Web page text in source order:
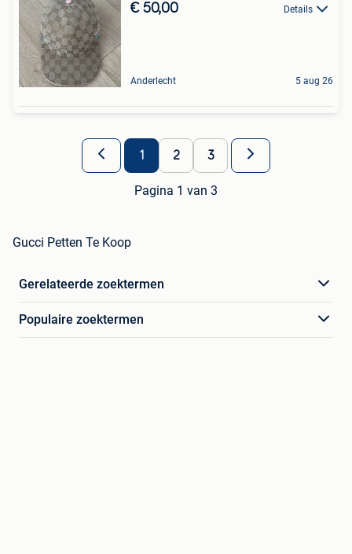
€ 50,00 Details
Anderlecht 5 aug 26
1 2 3
Pagina 1 van 3
Gucci Petten Te Koop
Gerelateerde zoektermen
Populaire zoektermen